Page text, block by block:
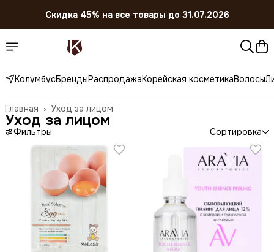
Скидка 45% на все товары до 31.07.2026
КолумбусБрендыРаспродажаКорейская косметикаВолосы
Уход за лицом
Главная ›
Уход за лицом
Фильтры Сортировка